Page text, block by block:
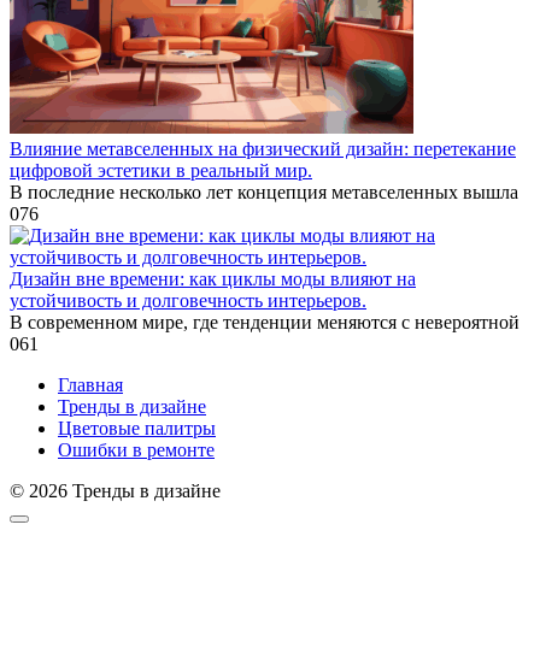
Влияние метавселенных на физический дизайн: перетекание
цифровой эстетики в реальный мир.
В последние несколько лет концепция метавселенных вышла
076
Дизайн вне времени: как циклы моды влияют на
устойчивость и долговечность интерьеров.
В современном мире, где тенденции меняются с невероятной
061
Главная
Тренды в дизайне
Цветовые палитры
Ошибки в ремонте
© 2026 Тренды в дизайне